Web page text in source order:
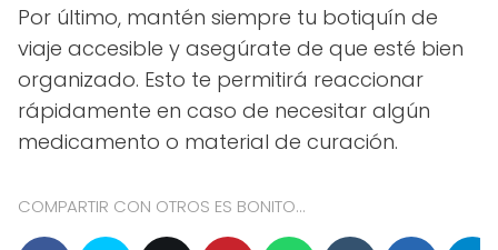
Por último, mantén siempre tu botiquín de
viaje accesible y asegúrate de que esté bien
organizado. Esto te permitirá reaccionar
rápidamente en caso de necesitar algún
medicamento o material de curación.
COMPARTIR CON OTROS ES BONITO...